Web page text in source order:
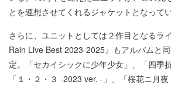
とを連想させてくれるジャケットとなってい
さらに、ユニットとしては２作目となるラ
Rain Live Best 2023-2025』もアルバムと
定。「セカイシックに少年少女」、「四季
「１・２・３ -2023 ver. -」、「桜花ニ月